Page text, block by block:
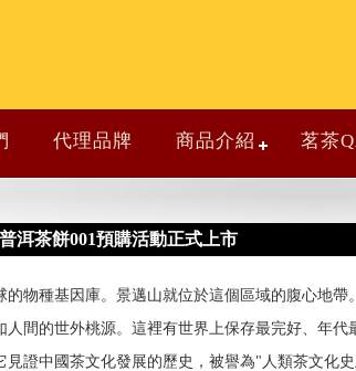
代理品牌 商品介紹 茗茶
洱茶餅001預購活動正式上市
物種基因庫。景邁山就位於這個區域的腹心地
間的世外桃源。這裡有世界上保存最完好、年
證中國茶文化發展的歷史，被譽為"人類茶文化